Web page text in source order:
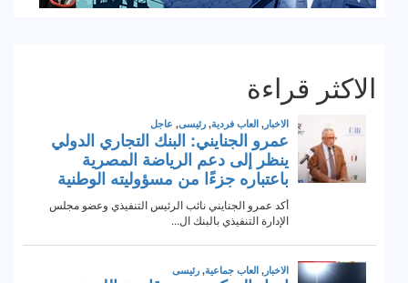
الاكثر قراءة